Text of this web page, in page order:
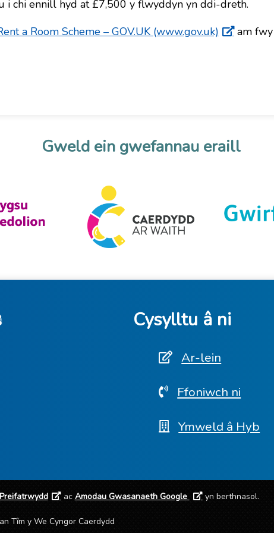
i chi ennill hyd at £7,500 y flwyddyn yn ddi-dreth.
a Room Scheme – GOV.UK (www.gov.uk)
am
Gweld ein gwefannau eraill
Cysylltu â ni
Ar-lein
Ffoniwch ni
Ymweld â Hyb
ac Amodau Gwasanaeth Google yn berthnasol.
Tȋm y We Cyngor Caerdydd